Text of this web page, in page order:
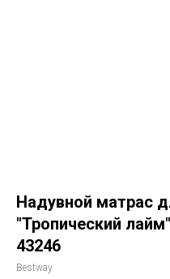
Надувной матрас
"Тропический
43246
Bestway